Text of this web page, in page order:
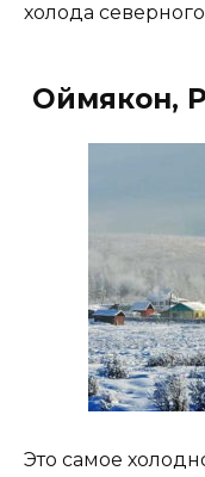
холода
Оймякон,
Это самое